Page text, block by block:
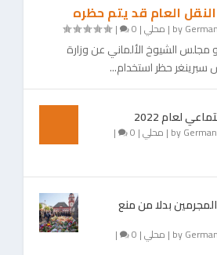
العام قد يتم حظره
by
| محلي|
0
|
مجلس الشيوخ الألماني عن وزارة
سبرينغر حظر استخدام...
لعام 2022
by
| محلي|
0
|
بدلا من منع
by
| محلي|
0
|